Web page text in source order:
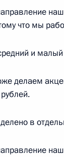
область,
область,
что мы
и
делаем
в